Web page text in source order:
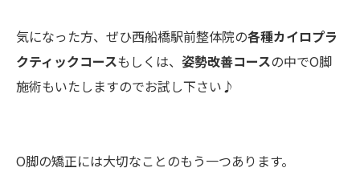
気になった方、ぜひ西船橋駅前整体院の各種カイロプラ
クティックコースもしくは、 姿勢改善コースの中でO脚
施術もいたしますのでお試し下さい♪
O脚の矯正には大切なことのもう一つあります。